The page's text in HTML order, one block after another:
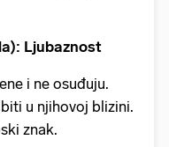
Ljubaznost
i ne osuđuju.
u njihovoj blizini.
znak.